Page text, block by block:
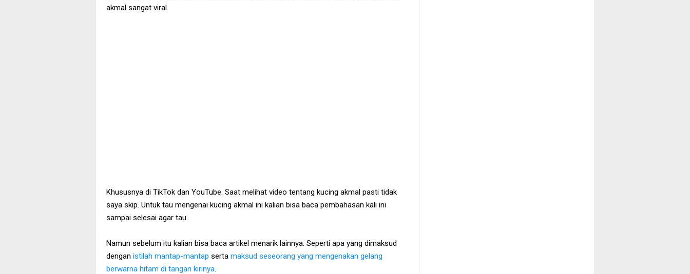
akmal sangat viral.
Khususnya di TikTok dan YouTube. Saat melihat video tentang kucing akmal pasti tidak
saya skip. Untuk tau mengenai kucing akmal ini kalian bisa baca pembahasan kali ini
sampai selesai agar tau.
Namun sebelum itu kalian bisa baca artikel menarik lainnya. Seperti apa yang dimaksud
dengan istilah mantap-mantap serta maksud seseorang yang mengenakan gelang
berwarna hitam di tangan kirinya.